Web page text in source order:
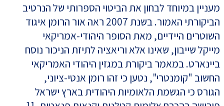
מעניין במיוחד לבחון את הביטוי הספרותי של הנרטיב
הביקורתי האמור. בשנת 2007 ראה אור הרומן איגוד
השוטרים היידיים, מאת הסופר היהודי-אמריקאי
מייקל שייבון, שאינו אלא וריאציה לתיזת הניכור נוסח
ביינארט. במאמר ביקורת במגזין היהודי האמריקאי
החשוב "קומנטרי", נטען כי זהו רומן אנטי-ציוני,
הגורס כי הגשמת הלאומיות היהודית בארץ ישראל